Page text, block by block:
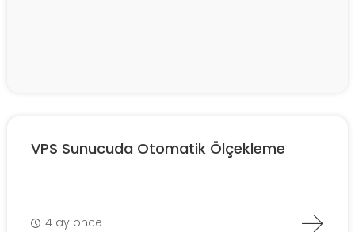
VPS Sunucuda Otomatik Ölçekleme
4 ay önce